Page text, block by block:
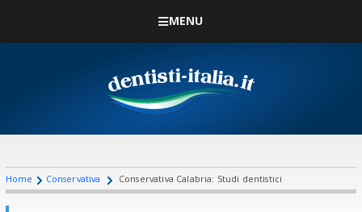
MENU
Home Conservativa Conservativa Calabria: Studi dentistici